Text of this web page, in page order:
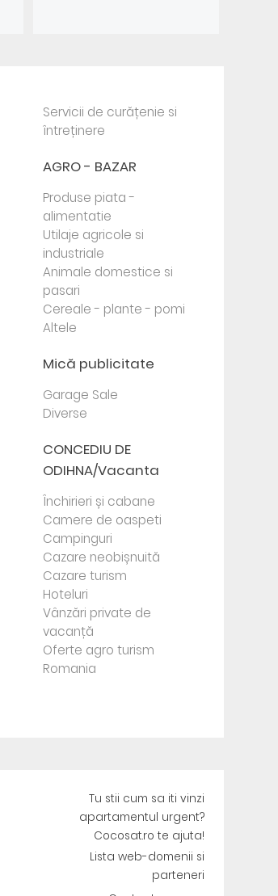
Servicii de curățenie si
întreținere
AGRO - BAZAR
Produse piata -
alimentatie
Utilaje agricole si
industriale
Animale domestice si
pasari
Cereale - plante - pomi
Altele
Mică publicitate
Garage Sale
Diverse
CONCEDIU DE
ODIHNA/Vacanta
Închirieri și cabane
Camere de oaspeti
Campinguri
Cazare neobișnuită
Cazare turism
Hoteluri
Vânzări private de
vacanță
Oferte agro turism
Romania
Tu stii cum sa iti vinzi
apartamentul urgent?
Cocosat.ro te ajuta!
Lista web-domenii si
parteneri